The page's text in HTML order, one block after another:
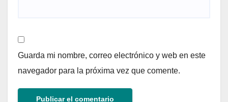
Guarda mi nombre, correo electrónico y web en este
navegador para la próxima vez que comente.